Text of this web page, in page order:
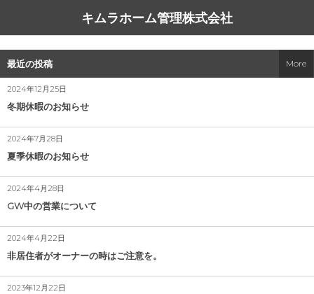
キムラホーム管理株式会社
最近の投稿
2024年12月25日
冬期休暇のお知らせ
2024年7月28日
夏季休暇のお知らせ
2024年4月28日
GW中の営業について
2024年4月22日
非居住者がオーナーの時はご注意を。
2023年12月22日
More
看板だけ貼っときますプラン（無料）
空き家管理
空き地管理
アパート・マンション管理
駐車場管理
高齢者の入居を難しくする事情
ハウスコム、外国籍専用店舗を新宿にオープン
自分の不動産の相場を知る方法
災害列島 にっぽん
引越す気にならない部屋
中小企業家しんぶん
アクセス
経営理念